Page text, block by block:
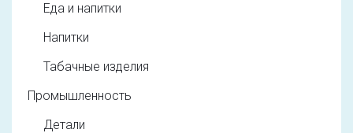
Еда и напитки
Напитки
Табачные изделия
Промышленность
Детали